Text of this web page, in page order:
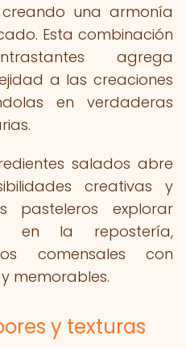
una armonía
Esta combinación
agrega
a las creaciones
en verdaderas
salados abre
creativas y
pasteleros explorar
en la repostería,
comensales con
memorables.
y texturas